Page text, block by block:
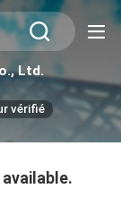
Ltd.
vérifié